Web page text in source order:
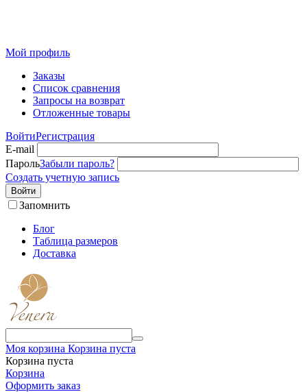
Мой профиль
Заказы
Список сравнения
Запросы на возврат
Отложенные товары
ВойтиРегистрация
E-mail
ПарольЗабыли пароль?
Создать учетную запись
Войти
Запомнить
Блог
Таблица размеров
Доставка
Моя корзина Корзина пуста
Корзина пуста
Корзина
Оформить заказ